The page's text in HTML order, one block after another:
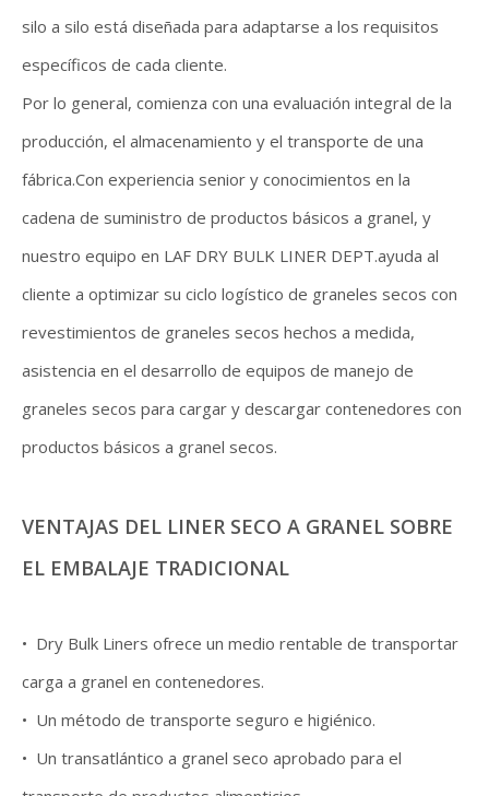
silo a silo está diseñada para adaptarse a los requisitos
específicos de cada cliente.
Por lo general, comienza con una evaluación integral de la
producción, el almacenamiento y el transporte de una
fábrica.Con experiencia senior y conocimientos en la
cadena de suministro de productos básicos a granel, y
nuestro equipo en LAF DRY BULK LINER DEPT.ayuda al
cliente a optimizar su ciclo logístico de graneles secos con
revestimientos de graneles secos hechos a medida,
asistencia en el desarrollo de equipos de manejo de
graneles secos para cargar y descargar contenedores con
productos básicos a granel secos.
VENTAJAS DEL LINER SECO A GRANEL SOBRE
EL EMBALAJE TRADICIONAL
• Dry Bulk Liners ofrece un medio rentable de transportar
carga a granel en contenedores.
• Un método de transporte seguro e higiénico.
• Un transatlántico a granel seco aprobado para el